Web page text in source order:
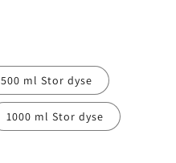
500 ml Stor dyse
1000 ml Stor dyse